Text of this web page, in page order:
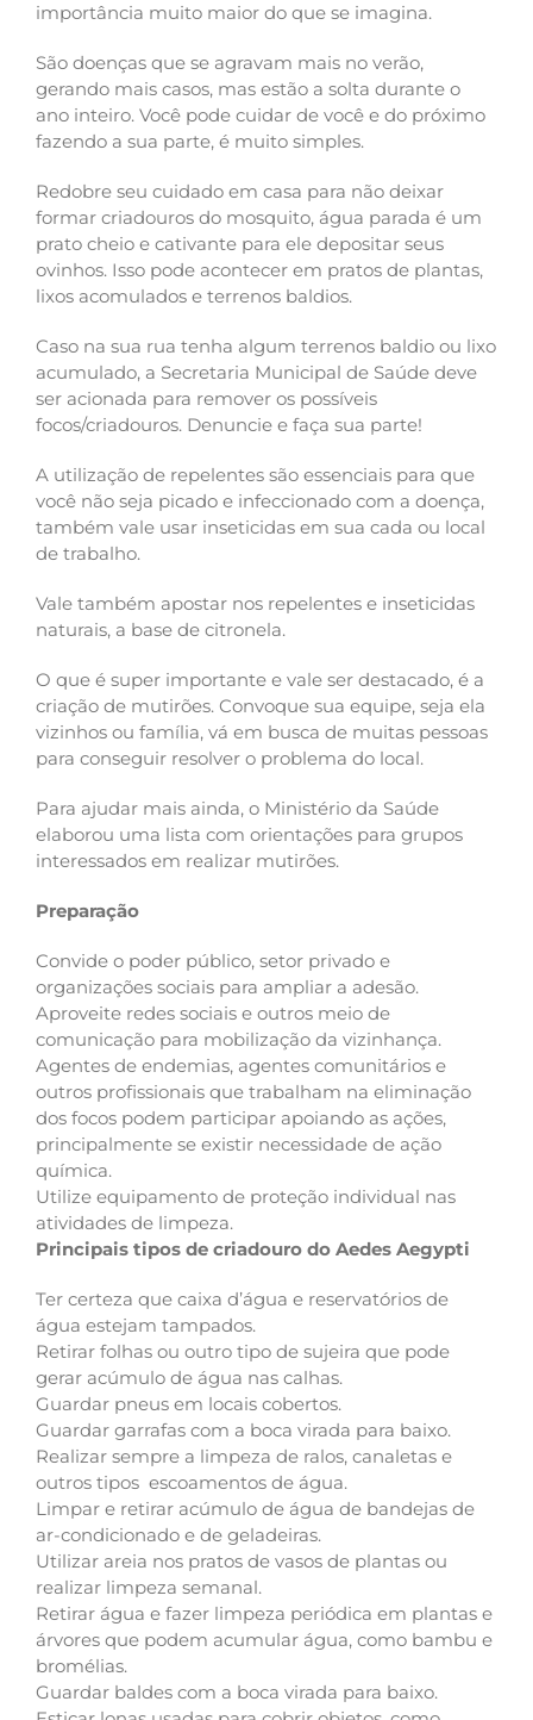
importância muito maior do que se imagina.
São doenças que se agravam mais no verão,
gerando mais casos, mas estão a solta durante o
ano inteiro. Você pode cuidar de você e do próximo
fazendo a sua parte, é muito simples.
Redobre seu cuidado em casa para não deixar
formar criadouros do mosquito, água parada é um
prato cheio e cativante para ele depositar seus
ovinhos. Isso pode acontecer em pratos de plantas,
lixos acomulados e terrenos baldios.
Caso na sua rua tenha algum terrenos baldio ou lixo
acumulado, a Secretaria Municipal de Saúde deve
ser acionada para remover os possíveis
focos/criadouros. Denuncie e faça sua parte!
A utilização de repelentes são essenciais para que
você não seja picado e infeccionado com a doença,
também vale usar inseticidas em sua cada ou local
de trabalho.
Vale também apostar nos repelentes e inseticidas
naturais, a base de citronela.
O que é super importante e vale ser destacado, é a
criação de mutirões. Convoque sua equipe, seja ela
vizinhos ou família, vá em busca de muitas pessoas
para conseguir resolver o problema do local.
Para ajudar mais ainda, o Ministério da Saúde
elaborou uma lista com orientações para grupos
interessados em realizar mutirões.
Preparação
Convide o poder público, setor privado e
organizações sociais para ampliar a adesão.
Aproveite redes sociais e outros meio de
comunicação para mobilização da vizinhança.
Agentes de endemias, agentes comunitários e
outros profissionais que trabalham na eliminação
dos focos podem participar apoiando as ações,
principalmente se existir necessidade de ação
química.
Utilize equipamento de proteção individual nas
atividades de limpeza.
Principais tipos de criadouro do Aedes Aegypti
Ter certeza que caixa d’água e reservatórios de
água estejam tampados.
Retirar folhas ou outro tipo de sujeira que pode
gerar acúmulo de água nas calhas.
Guardar pneus em locais cobertos.
Guardar garrafas com a boca virada para baixo.
Realizar sempre a limpeza de ralos, canaletas e
outros tipos escoamentos de água.
Limpar e retirar acúmulo de água de bandejas de
ar-condicionado e de geladeiras.
Utilizar areia nos pratos de vasos de plantas ou
realizar limpeza semanal.
Retirar água e fazer limpeza periódica em plantas e
árvores que podem acumular água, como bambu e
bromélias.
Guardar baldes com a boca virada para baixo.